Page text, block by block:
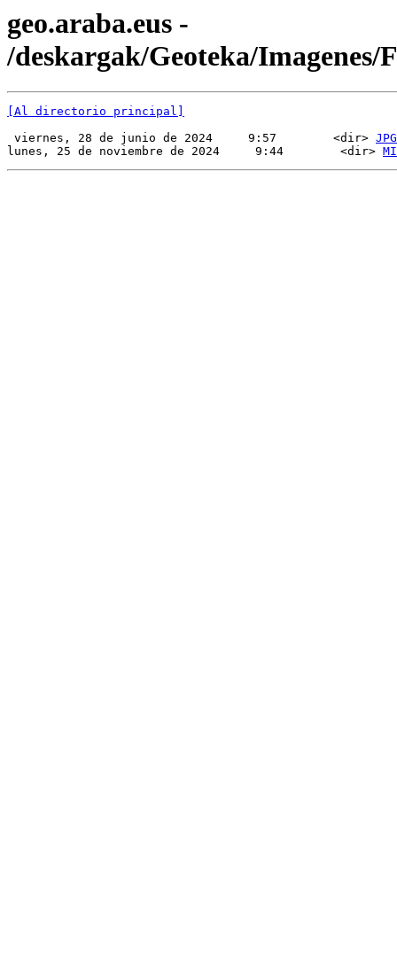
geo.araba.eus -
/deskargak/Geoteka/Imagenes/
[Al directorio principal]
viernes, 28 de junio de 2024     9:57        <dir> JPG
lunes, 25 de noviembre de 2024     9:44        <dir>